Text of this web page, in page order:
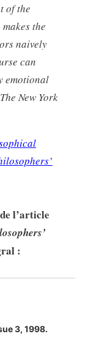
of the
the
naively
can
emotional
New York
l’article
:
3, 1998.